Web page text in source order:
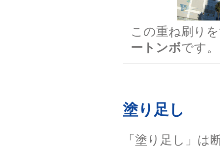
この重ね刷り
ートンボです。
塗り足し
「塗り足し」は